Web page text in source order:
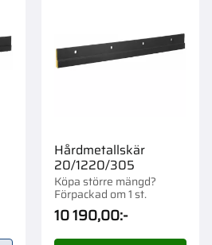
Hårdmetallskär
20/1220/305
Köpa större mängd?
Förpackad om 1 st.
10 190,00:-